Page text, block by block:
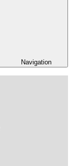
Navigation